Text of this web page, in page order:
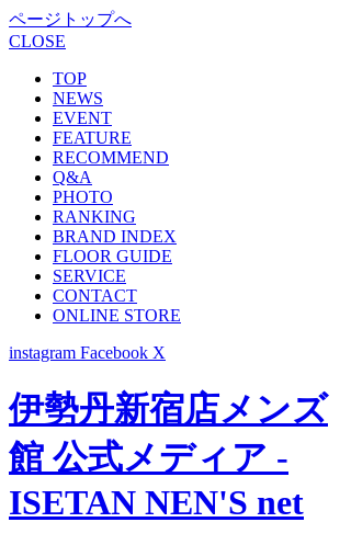
ページトップへ
CLOSE
TOP
NEWS
EVENT
FEATURE
RECOMMEND
Q&A
PHOTO
RANKING
BRAND INDEX
FLOOR GUIDE
SERVICE
CONTACT
ONLINE STORE
instagram Facebook X
伊勢丹新宿店メンズ
館 公式メディア -
ISETAN NEN'S net